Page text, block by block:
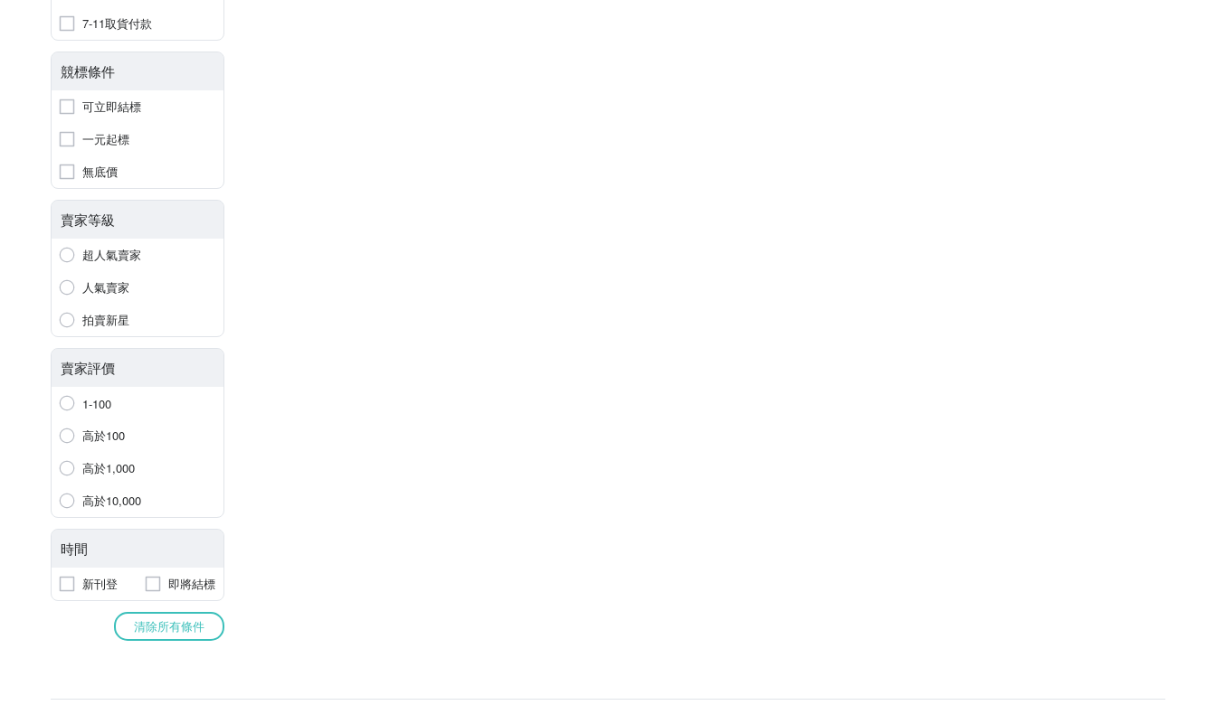
7-11取貨付款
競標條件
可立即結標
一元起標
無底價
賣家等級
超人氣賣家
人氣賣家
拍賣新星
賣家評價
1-100
高於100
高於1,000
高於10,000
時間
新刊登 即將結標
清除所有條件